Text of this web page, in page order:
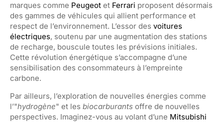
marques comme Peugeot et Ferrari proposent désormais
des gammes de véhicules qui allient performance et
respect de l’environnement. L’essor des voitures
électriques, soutenu par une augmentation des stations
de recharge, bouscule toutes les prévisions initiales.
Cette révolution énergétique s’accompagne d’une
sensibilisation des consommateurs à l’empreinte
carbone.
Par ailleurs, l’exploration de nouvelles énergies comme
l’"hydrogène" et les biocarburants offre de nouvelles
perspectives. Imaginez-vous au volant d’une Mitsubishi